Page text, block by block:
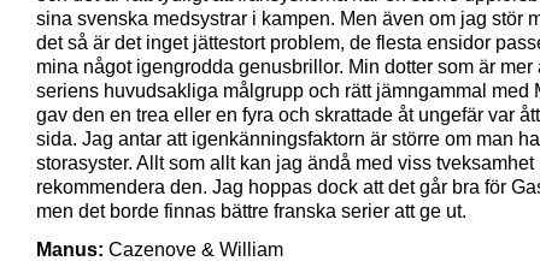
sina svenska medsystrar i kampen. Men även om jag stör
det så är det inget jättestort problem, de flesta ensidor
mina något igengrodda genusbrillor. Min dotter som är mer
seriens huvudsakliga målgrupp och rätt jämngammal med
gav den en trea eller en fyra och skrattade åt ungefär var
sida. Jag antar att igenkänningsfaktorn är större om man
storasyster. Allt som allt kan jag ändå med viss tveksamhet
rekommendera den. Jag hoppas dock att det går bra för
men det borde finnas bättre franska serier att ge ut.
Manus: Cazenove & William